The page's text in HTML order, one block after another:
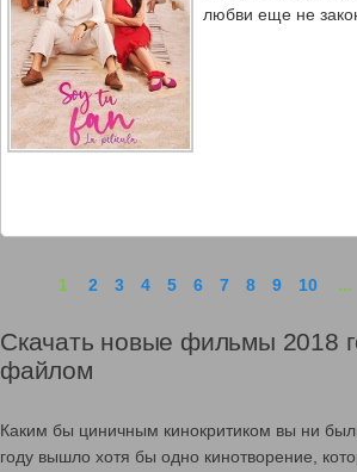
любви еще не
1 2 3 4 5 6 7 8 9 10 ...
Скачать новые фильмы 2018
файлом
Каким бы циничным кинокритиком вы ни
году вышло хотя бы одно кинотворение,